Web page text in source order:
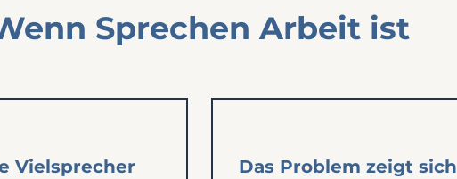
Sprechen Arbeit ist
Vielsprecher
Das Problem zeigt sich